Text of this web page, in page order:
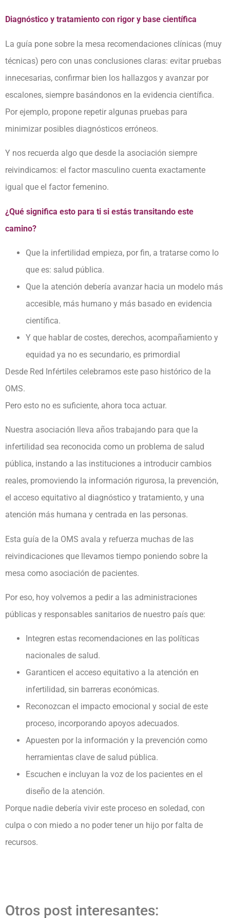
Diagnóstico y tratamiento con rigor y base científica
La guía pone sobre la mesa recomendaciones clínicas (muy
técnicas) pero con unas conclusiones claras: evitar pruebas
innecesarias, confirmar bien los hallazgos y avanzar por
escalones, siempre basándonos en la evidencia científica.
Por ejemplo, propone repetir algunas pruebas para
minimizar posibles diagnósticos erróneos.
Y nos recuerda algo que desde la asociación siempre
reivindicamos: el factor masculino cuenta exactamente
igual que el factor femenino.
¿Qué significa esto para ti si estás transitando este
camino?
Que la infertilidad empieza, por fin, a tratarse como lo
que es: salud pública.
Que la atención debería avanzar hacia un modelo más
accesible, más humano y más basado en evidencia
científica.
Y que hablar de costes, derechos, acompañamiento y
equidad ya no es secundario, es primordial
Desde Red Infértiles celebramos este paso histórico de la
OMS.
Pero esto no es suficiente, ahora toca actuar.
Nuestra asociación lleva años trabajando para que la
infertilidad sea reconocida como un problema de salud
pública, instando a las instituciones a introducir cambios
reales, promoviendo la información rigurosa, la prevención,
el acceso equitativo al diagnóstico y tratamiento, y una
atención más humana y centrada en las personas.
Esta guía de la OMS avala y refuerza muchas de las
reivindicaciones que llevamos tiempo poniendo sobre la
mesa como asociación de pacientes.
Por eso, hoy volvemos a pedir a las administraciones
públicas y responsables sanitarios de nuestro país que:
Integren estas recomendaciones en las políticas
nacionales de salud.
Garanticen el acceso equitativo a la atención en
infertilidad, sin barreras económicas.
Reconozcan el impacto emocional y social de este
proceso, incorporando apoyos adecuados.
Apuesten por la información y la prevención como
herramientas clave de salud pública.
Escuchen e incluyan la voz de los pacientes en el
diseño de la atención.
Porque nadie debería vivir este proceso en soledad, con
culpa o con miedo a no poder tener un hijo por falta de
recursos.
Otros post interesantes: